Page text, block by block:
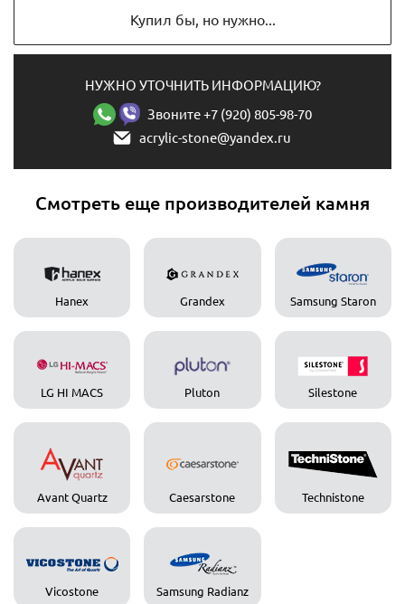
Купил бы, но нужно...
НУЖНО УТОЧНИТЬ ИНФОРМАЦИЮ?
Звоните +7 (920) 805-98-70
acrylic-stone@yandex.ru
Смотреть еще производителей камня
Hanex Grandex Samsung Staron
LG HI MACS Pluton Silestone
Avant Quartz Caesarstone Technistone
Vicostone Samsung Radianz